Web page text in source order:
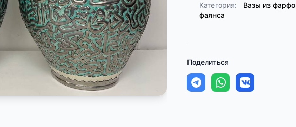
Категория:
Вазы из
фаянса
Поделиться